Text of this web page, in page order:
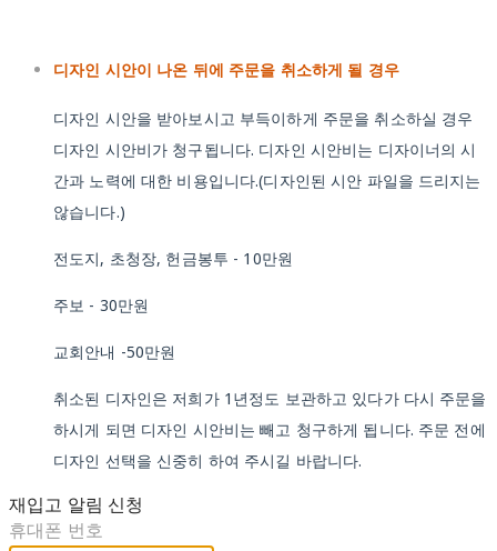
디자인 시안이 나온 뒤에 주문을 취소하게 될 경우
디자인 시안을 받아보시고 부득이하게 주문을 취소하실 경우
디자인 시안비가 청구됩니다. 디자인 시안비는 디자이너의 시
간과 노력에 대한 비용입니다.(디자인된 시안 파일을 드리지는
않습니다.)
전도지, 초청장, 헌금봉투 - 10만원
주보 - 30만원
교회안내 -50만원
취소된 디자인은 저희가 1년정도 보관하고 있다가 다시 주문을
하시게 되면 디자인 시안비는 빼고 청구하게 됩니다. 주문 전에
디자인 선택을 신중히 하여 주시길 바랍니다.
재입고 알림 신청
휴대폰 번호